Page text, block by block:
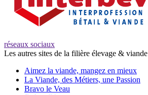
réseaux sociaux
Les autres sites de la filière élevage & viande
Aimez la viande, mangez en mieux
La Viande, des Métiers, une Passion
Bravo le Veau